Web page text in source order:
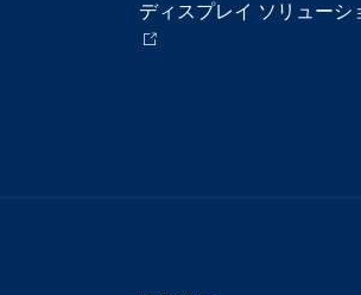
ディスプレイ ソリューシ